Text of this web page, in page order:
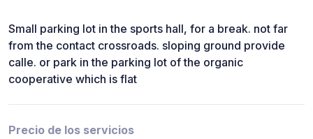
Small parking lot in the sports hall, for a break. not far
from the contact crossroads. sloping ground provide
calle. or park in the parking lot of the organic
cooperative which is flat
Precio de los servicios